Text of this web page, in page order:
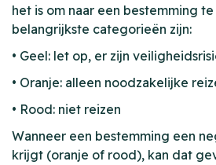
het is om naar een bestemming te
belangrijkste categorieën zijn:
• Geel: let op, er zijn
• Oranje: alleen noodzakelijke
• Rood: niet reizen
Wanneer een bestemming een
krijgt (oranje of rood), kan dat